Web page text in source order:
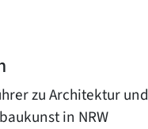
zu Architektur und
in NRW